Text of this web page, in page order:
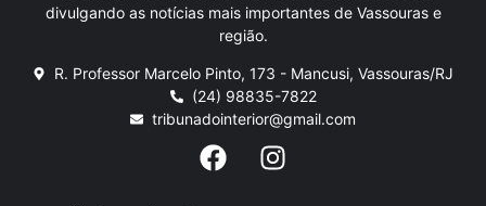
divulgando as notícias mais importantes de Vassouras e
região.
R. Professor Marcelo Pinto, 173 - Mancusi, Vassouras/RJ
(24) 98835-7822
tribunadointerior@gmail.com